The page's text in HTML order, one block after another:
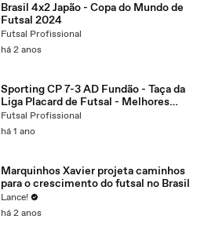
Brasil 4x2 Japão - Copa do Mundo de
Futsal 2024
Futsal Profissional
há 2 anos
Sporting CP 7-3 AD Fundão - Taça da
Liga Placard de Futsal - Melhores
Momentos
Futsal Profissional
há 1 ano
Marquinhos Xavier projeta caminhos
para o crescimento do futsal no Brasil
Lance!
há 2 anos